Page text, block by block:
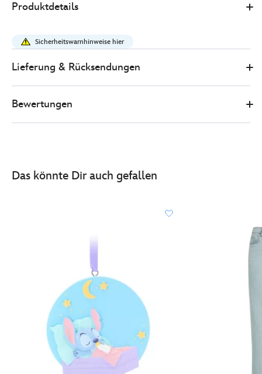
Store
28.00
die-
sieben-
brummbaer-
fuer-
Produktdetails
Sicherheitswarnhinweise hier
Lieferung & Rücksendungen
Bewertungen
Das könnte Dir auch gefallen